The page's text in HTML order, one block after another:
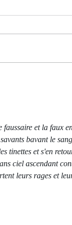
et la faux
bavant le
tinettes et s'en
ciel ascendant
leurs rages et